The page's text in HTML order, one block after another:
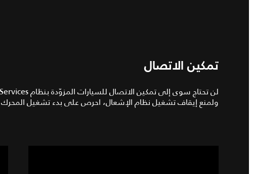
تمكين الاتصال
ولمنع إيقاف تشغيل نظام الإشعال، احرص على بدء تشغيل